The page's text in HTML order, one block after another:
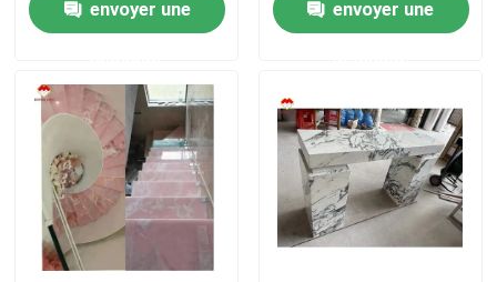
Accueil
A propos de nous
Contacts
rose dalle de granit
envoyer une envoyer une